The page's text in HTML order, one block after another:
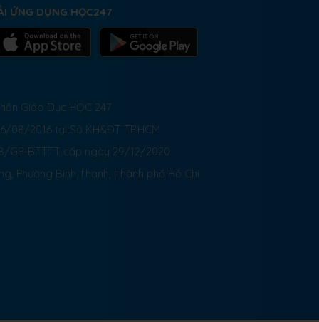
ỨNG DỤNG HỌC247
Giáo Dục HỌC 247
08/2016 tại Sở KH&ĐT TP.HCM
GP-BTTTT cấp ngày 29/12/2020
Phường Bình Thạnh, Thành phố Hồ Chí